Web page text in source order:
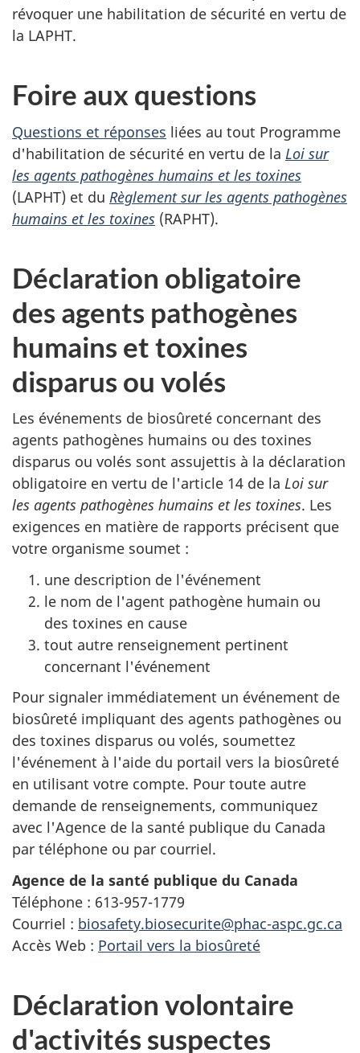
révoquer une habilitation de sécurité en vertu de
la LAPHT.
Foire aux questions
Questions et réponses liées au tout Programme
d'habilitation de sécurité en vertu de la Loi sur
les agents pathogènes humains et les toxines
(LAPHT) et du Règlement sur les agents pathogènes
humains et les toxines (RAPHT).
Déclaration obligatoire
des agents pathogènes
humains et toxines
disparus ou volés
Les événements de biosûreté concernant des
agents pathogènes humains ou des toxines
disparus ou volés sont assujettis à la déclaration
obligatoire en vertu de l'article 14 de la Loi sur
les agents pathogènes humains et les toxines. Les
exigences en matière de rapports précisent que
votre organisme soumet :
une description de l'événement
le nom de l'agent pathogène humain ou
des toxines en cause
tout autre renseignement pertinent
concernant l'événement
Pour signaler immédiatement un événement de
biosûreté impliquant des agents pathogènes ou
des toxines disparus ou volés, soumettez
l'événement à l'aide du portail vers la biosûreté
en utilisant votre compte. Pour toute autre
demande de renseignements, communiquez
avec l'Agence de la santé publique du Canada
par téléphone ou par courriel.
Agence de la santé publique du Canada
Téléphone : 613-957-1779
Courriel : biosafety.biosecurite@phac-aspc.gc.ca
Accès Web : Portail vers la biosûreté
Déclaration volontaire
d'activités suspectes